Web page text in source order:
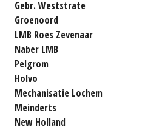
Gebr. Weststrate
Groenoord
LMB Roes Zevenaar
Naber LMB
Pelgrom
Holvo
Mechanisatie Lochem
Meinderts
New Holland